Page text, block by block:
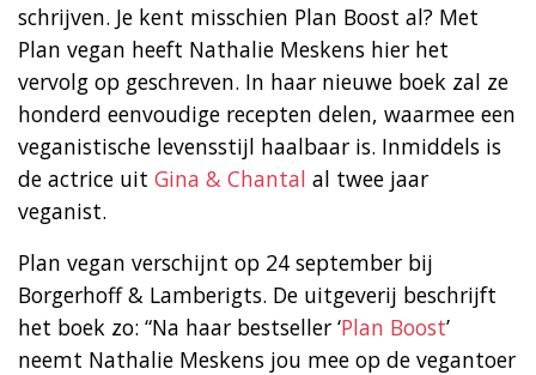
schrijven. Je kent misschien Plan Boost al? Met
Plan vegan heeft Nathalie Meskens hier het
vervolg op geschreven. In haar nieuwe boek zal ze
honderd eenvoudige recepten delen, waarmee een
veganistische levensstijl haalbaar is. Inmiddels is
de actrice uit Gina & Chantal al twee jaar
veganist.
Plan vegan verschijnt op 24 september bij
Borgerhoff & Lamberigts. De uitgeverij beschrijft
het boek zo: “Na haar bestseller ‘Plan Boost’
neemt Nathalie Meskens jou mee op de vegantoer